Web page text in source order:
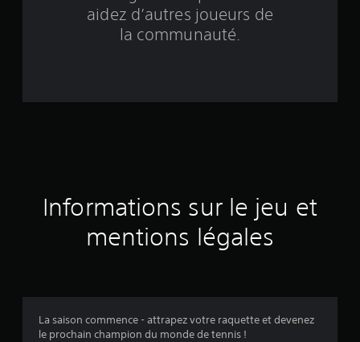
é
r
6
aidez d’autres joueurs de
la communauté.
Informations sur le jeu et
mentions légales
La saison commence - attrapez votre raquette et devenez
le prochain champion du monde de tennis !